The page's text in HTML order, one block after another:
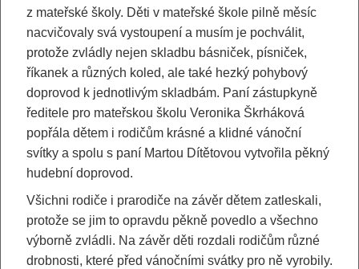
z mateřské školy. Děti v mateřské škole pilně měsíc
nacvičovaly svá vystoupení a musím je pochválit,
protože zvládly nejen skladbu básniček, písniček,
říkanek a různých koled, ale také hezký pohybový
doprovod k jednotlivým skladbám. Paní zástupkyně
ředitele pro mateřskou školu Veronika Škrháková
popřála dětem i rodičům krásné a klidné vánoční
svítky a spolu s paní Martou Dítětovou vytvořila pěkný
hudební doprovod.
Všichni rodiče i prarodiče na závěr dětem zatleskali,
protože se jim to opravdu pěkně povedlo a všechno
výborně zvládli. Na závěr děti rozdali rodičům různé
drobnosti, které před vánočními svátky pro ně vyrobily.